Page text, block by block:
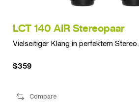
LCT 140 AIR Stereopaar
Vielseitiger Klang in perfektem Stereo.
$359
Compare